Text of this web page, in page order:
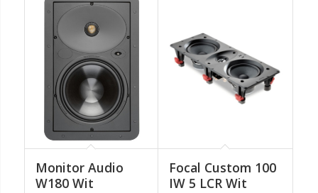
Monitor Audio
W180 Wit
Focal Custom 100
IW 5 LCR Wit